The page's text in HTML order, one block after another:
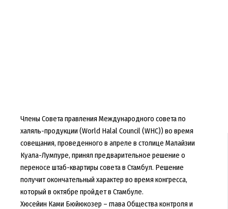
Члены Совета правления Международного совета по
халяль-продукции (World Halal Council (WHC)) во время
совещания, проведенного в апреле в столице Малайзии
Куала-Лумпуре, принял предварительное решение о
переносе штаб-квартиры совета в Стамбул. Решение
получит окончательный характер во время конгресса,
который в октябре пройдет в Стамбуле.
Хюсейин Ками Бюйюкозер – глава Общества контроля и